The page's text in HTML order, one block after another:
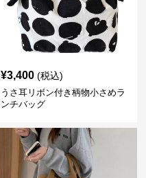
¥3,400 (税込)
うさ耳リボン付き柄物小さめラ
ンチバッグ